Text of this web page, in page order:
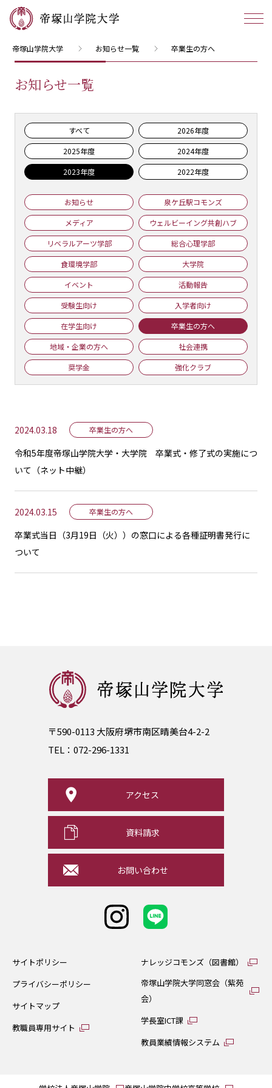
帝塚山学院大学 お知らせ一覧 卒業生の方へ
お知らせ一覧
すべて
2026年度
2025年度
2024年度
2023年度
2022年度
お知らせ
泉ケ丘駅コモンズ
メディア
ウェルビーイング共創ハブ
リベラルアーツ学部
総合心理学部
食環境学部
大学院
イベント
活動報告
受験生向け
入学者向け
在学生向け
卒業生の方へ
地域・企業の方へ
社会連携
奨学金
強化クラブ
2024.03.18 卒業生の方へ
令和5年度帝塚山学院大学・大学院 卒業式・修了式の実施につ
いて（ネット中継）
2024.03.15 卒業生の方へ
卒業式当日（3月19日（火））の窓口による各種証明書発行に
ついて
〒590-0113 大阪府堺市南区晴美台4-2-2
TEL： 072-296-1331
アクセス
資料請求
お問い合わせ
サイトポリシー
プライバシーポリシー
サイトマップ
教職員専用サイト
ナレッジコモンズ（図書館）
帝塚山学院大学同窓会（紫苑
会）
学長室ICT課
教員業績情報システム